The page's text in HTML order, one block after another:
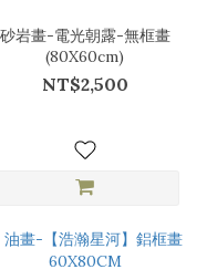
砂岩畫-電光朝露-無框畫
(80X60cm)
NT$2,500